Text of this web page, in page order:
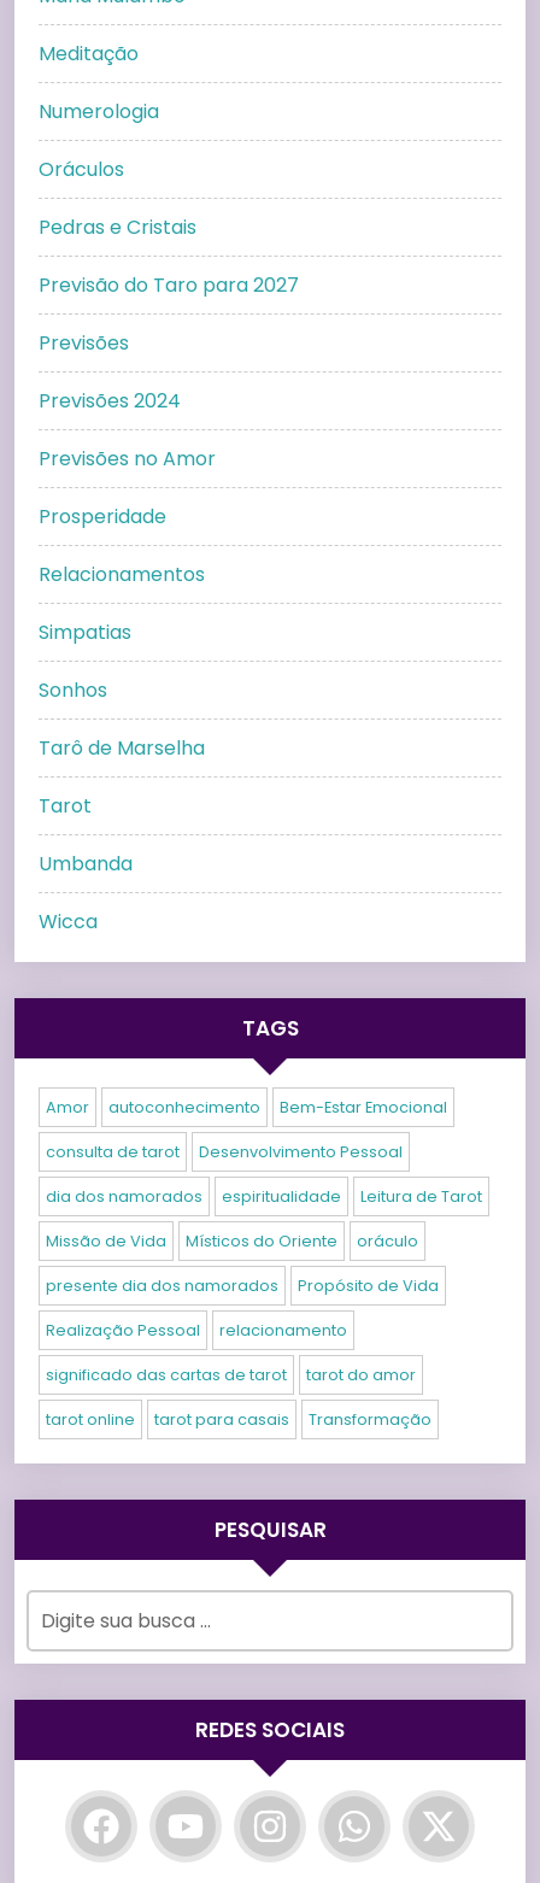
Meditação
Numerologia
Oráculos
Pedras e Cristais
Previsão do Taro para 2027
Previsões
Previsões 2024
Previsões no Amor
Prosperidade
Relacionamentos
Simpatias
Sonhos
Tarô de Marselha
Tarot
Umbanda
Wicca
TAGS
Amor autoconhecimento Bem-Estar Emocional
consulta de tarot Desenvolvimento Pessoal
dia dos namorados espiritualidade Leitura de Tarot
Missão de Vida Místicos do Oriente oráculo
presente dia dos namorados Propósito de Vida
Realização Pessoal relacionamento
significado das cartas de tarot tarot do amor
tarot online tarot para casais Transformação
PESQUISAR
REDES SOCIAIS